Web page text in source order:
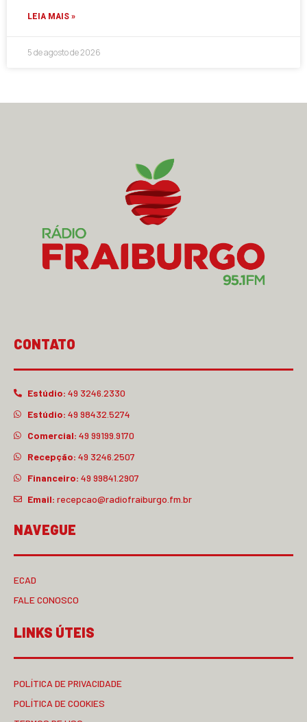
LEIA MAIS »
5 de agosto de 2026
CONTATO
Estúdio: 49 3246.2330
Estúdio: 49 98432.5274
Comercial: 49 99199.9170
Recepção: 49 3246.2507
Financeiro: 49 99841.2907
Email: recepcao@radiofraiburgo.fm.br
NAVEGUE
ECAD
FALE CONOSCO
LINKS ÚTEIS
POLÍTICA DE PRIVACIDADE
POLÍTICA DE COOKIES